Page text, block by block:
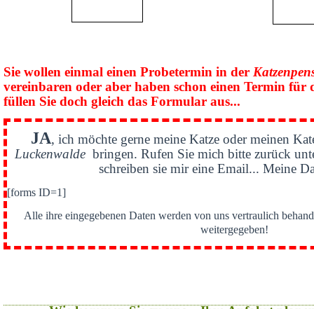
Sie wollen einmal einen Probetermin in der
vereinbaren oder aber haben schon einen Termin für
füllen Sie doch gleich das Formular aus...
JA, ich möchte gerne meine Katze oder meinen
Luckenwaldebringen. Rufen Sie mich bitte zurück
schreiben sie mir eine Email... Meine
[forms ID=1]
Alle ihre eingegebenen Daten werden von uns vertraulich
weitergegeben!